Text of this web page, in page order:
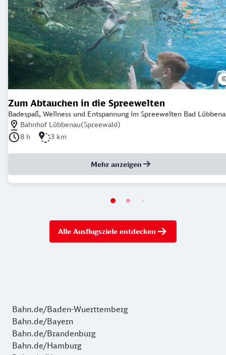
Zum Abtauchen in die Spreewelten
Badespaß, Wellness und Entspannung im Spreewelten Bad
Nächstgelegener Bahnhof: Bahnhof Lübbenau(Spreewald)
Bahnhof Lübbenau(Spreewald)
Dauer der Tour: 8 Stunden
8 h Länge der Tour: 3 Kilometer
3 km
Mehr anzeigen
Alle Ausflugsziele entdecken
Bahn.de/Baden-Wuerttemberg
Bahn.de/Bayern
Bahn.de/Brandenburg
Bahn.de/Hamburg